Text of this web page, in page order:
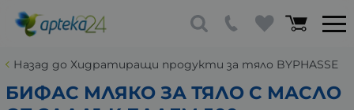
Назад до Хидратиращи продукти за тяло BYPHASSE
БИФАС МЛЯКО ЗА ТЯЛО С МАСЛО